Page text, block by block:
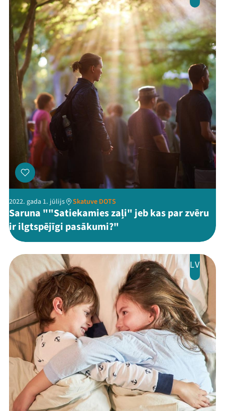
ThreadsFacebookYoutube
X Instagram
Flick TikTok
2022. gada 1. jūlijs Skatuve DOTS
Saruna ""Satiekamies zaļi" jeb kas par zvēru
ir ilgtspējīgi pasākumi?"
LV